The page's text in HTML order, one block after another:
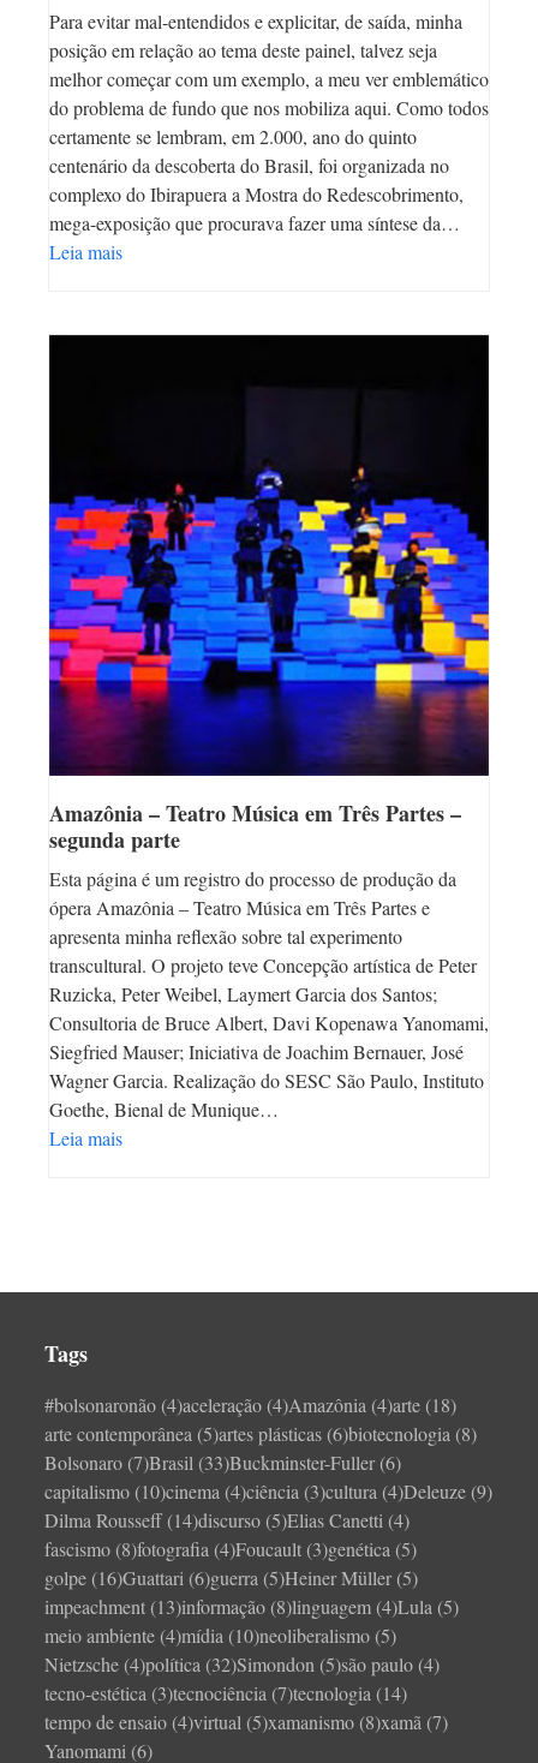
Para evitar mal-entendidos e explicitar, de saída, minha
posição em relação ao tema deste painel, talvez seja
melhor começar com um exemplo, a meu ver emblemático
do problema de fundo que nos mobiliza aqui. Como todos
certamente se lembram, em 2.000, ano do quinto
centenário da descoberta do Brasil, foi organizada no
complexo do Ibirapuera a Mostra do Redescobrimento,
mega-exposição que procurava fazer uma síntese da…
Leia mais
Amazônia – Teatro Música em Três Partes –
segunda parte
Esta página é um registro do processo de produção da
ópera Amazônia – Teatro Música em Três Partes e
apresenta minha reflexão sobre tal experimento
transcultural. O projeto teve Concepção artística de Peter
Ruzicka, Peter Weibel, Laymert Garcia dos Santos;
Consultoria de Bruce Albert, Davi Kopenawa Yanomami,
Siegfried Mauser; Iniciativa de Joachim Bernauer, José
Wagner Garcia. Realização do SESC São Paulo, Instituto
Goethe, Bienal de Munique…
Leia mais
Tags
#bolsonaronão (4)aceleração (4)Amazônia (4)arte (18)
arte contemporânea (5)artes plásticas (6)biotecnologia (8)
Bolsonaro (7)Brasil (33)Buckminster-Fuller(6)
capitalismo (10)cinema (4)ciência (3)cultura (4)Deleuze (9)
Dilma Rousseff (14)discurso (5)Elias Canetti (4)
fascismo (8)fotografia (4)Foucault (3)genética (5)
golpe (16)Guattari (6)guerra (5)Heiner Müller(5)
impeachment (13)informação (8)linguagem (4)Lula (5)
meio ambiente (4)mídia (10)neoliberalismo (5)
Nietzsche (4)política (32)Simondon (5)são paulo (4)
tecno-estética (3)tecnociência (7)tecnologia (14)
tempo de ensaio (4)virtual (5)xamanismo (8)xamã (7)
Yanomami (6)